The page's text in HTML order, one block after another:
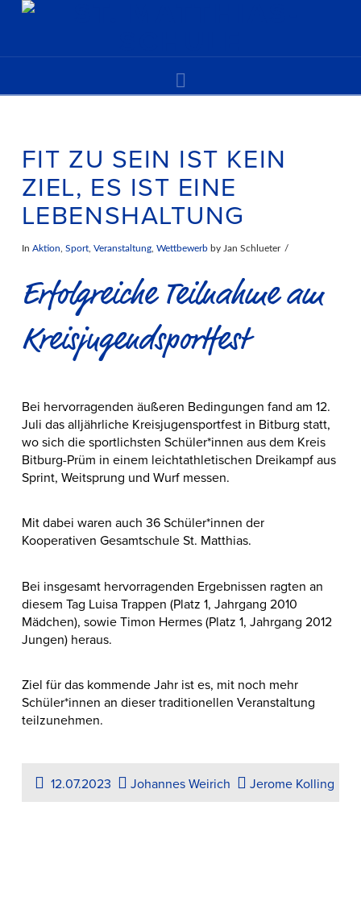
FIT ZU SEIN IST KEIN
ZIEL, ES IST EINE
LEBENSHALTUNG
In Aktion Sport, Veranstaltung, Wettbewerbby Jan Schlueter
Erfolgreiche Teilnahme am
Kreisjugendsportfest
Bei hervorragenden äußeren Bedingungen fand am 12.
Juli das alljährliche Kreisjugensportfest in Bitburg statt,
wo sich die sportlichsten Schüler*innen aus dem Kreis
Bitburg-Prüm in einem leichtathletischen Dreikampf aus
Sprint, Weitsprung und Wurf messen.
Mit dabei waren auch 36 Schüler*innen der
Kooperativen Gesamtschule St. Matthias.
Bei insgesamt hervorragenden Ergebnissen ragten an
diesem Tag Luisa Trappen (Platz 1, Jahrgang 2010
Mädchen), sowie Timon Hermes (Platz 1, Jahrgang 2012
Jungen) heraus.
Ziel für das kommende Jahr ist es, mit noch mehr
Schüler*innen an dieser traditionellen Veranstaltung
teilzunehmen.
12.07.2023 Johannes Weirich Jerome Kolling